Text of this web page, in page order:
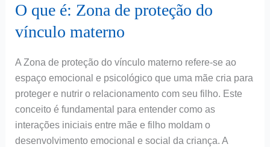
O que é: Zona de proteção do
vínculo materno
A Zona de proteção do vínculo materno refere-se ao
espaço emocional e psicológico que uma mãe cria para
proteger e nutrir o relacionamento com seu filho. Este
conceito é fundamental para entender como as
interações iniciais entre mãe e filho moldam o
desenvolvimento emocional e social da criança. A